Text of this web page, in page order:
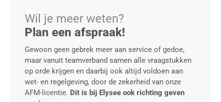
Wil je meer weten?
Plan een afspraak!
Gewoon geen gebrek meer aan service of gedoe,
maar vanuit teamverband samen alle vraagstukken
op orde krijgen en daarbij ook altijd voldoen aan
wet- en regelgeving, door de zekerheid van onze
AFM-licentie. Dit is bij Elysee ook richting geven